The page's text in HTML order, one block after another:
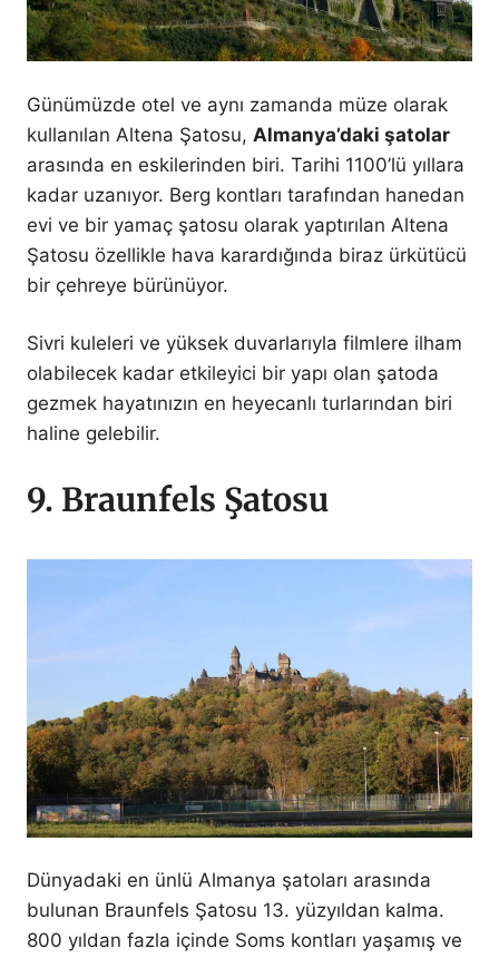
Günümüzde otel ve aynı zamanda müze olarak
kullanılan Altena Şatosu, Almanya’daki şatolar
arasında en eskilerinden biri. Tarihi 1100’lü yıllara
kadar uzanıyor. Berg kontları tarafından hanedan
evi ve bir yamaç şatosu olarak yaptırılan Altena
Şatosu özellikle hava karardığında biraz ürkütücü
bir çehreye bürünüyor.
Sivri kuleleri ve yüksek duvarlarıyla filmlere ilham
olabilecek kadar etkileyici bir yapı olan şatoda
gezmek hayatınızın en heyecanlı turlarından biri
haline gelebilir.
9. Braunfels Şatosu
Dünyadaki en ünlü Almanya şatoları arasında
bulunan Braunfels Şatosu 13. yüzyıldan kalma.
800 yıldan fazla içinde Soms kontları yaşamış ve